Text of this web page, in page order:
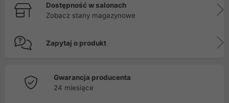
Dostępność w salonach
Zobacz stany magazynowe
Zapytaj o produkt
Gwarancja producenta
24 miesiące